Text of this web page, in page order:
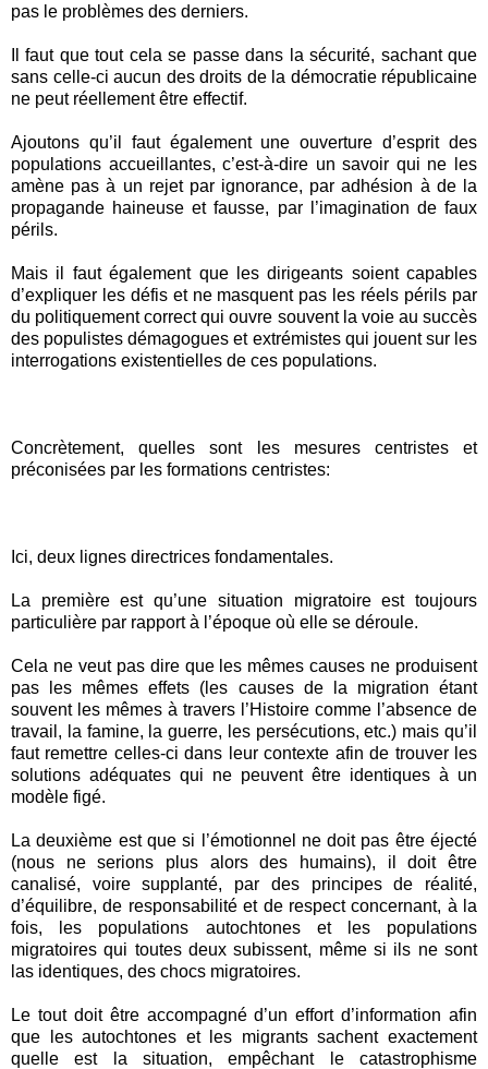
pas le problèmes des derniers.
Il faut que tout cela se passe dans la sécurité, sachant que
sans celle-ci aucun des droits de la démocratie républicaine
ne peut réellement être effectif.
Ajoutons qu’il faut également une ouverture d’esprit des
populations accueillantes, c’est-à-dire un savoir qui ne les
amène pas à un rejet par ignorance, par adhésion à de la
propagande haineuse et fausse, par l’imagination de faux
périls.
Mais il faut également que les dirigeants soient capables
d’expliquer les défis et ne masquent pas les réels périls par
du politiquement correct qui ouvre souvent la voie au succès
des populistes démagogues et extrémistes qui jouent sur les
interrogations existentielles de ces populations.
Concrètement, quelles sont les mesures centristes et
préconisées par les formations centristes:
Ici, deux lignes directrices fondamentales.
La première est qu’une situation migratoire est toujours
particulière par rapport à l’époque où elle se déroule.
Cela ne veut pas dire que les mêmes causes ne produisent
pas les mêmes effets (les causes de la migration étant
souvent les mêmes à travers l’Histoire comme l’absence de
travail, la famine, la guerre, les persécutions, etc.) mais qu’il
faut remettre celles-ci dans leur contexte afin de trouver les
solutions adéquates qui ne peuvent être identiques à un
modèle figé.
La deuxième est que si l’émotionnel ne doit pas être éjecté
(nous ne serions plus alors des humains), il doit être
canalisé, voire supplanté, par des principes de réalité,
d’équilibre, de responsabilité et de respect concernant, à la
fois, les populations autochtones et les populations
migratoires qui toutes deux subissent, même si ils ne sont
las identiques, des chocs migratoires.
Le tout doit être accompagné d’un effort d’information afin
que les autochtones et les migrants sachent exactement
quelle est la situation, empêchant le catastrophisme